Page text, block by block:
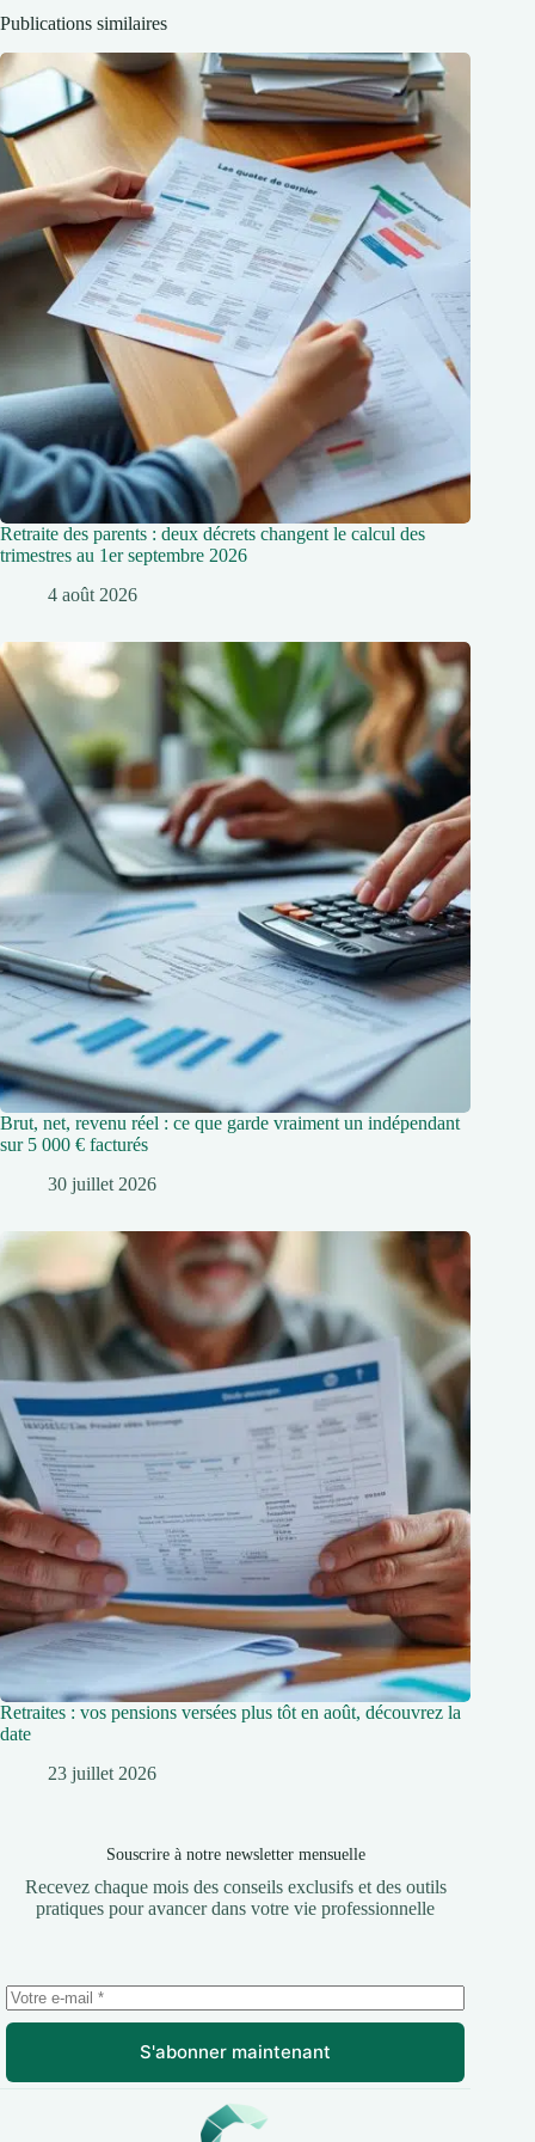
Publications similaires
Retraite des parents : deux décrets changent le calcul des
trimestres au 1er septembre 2026
4 août 2026
Brut, net, revenu réel : ce que garde vraiment un indépendant
sur 5 000 € facturés
30 juillet 2026
Retraites : vos pensions versées plus tôt en août, découvrez la
date
23 juillet 2026
Souscrire à notre newsletter mensuelle
Recevez chaque mois des conseils exclusifs et des outils
pratiques pour avancer dans votre vie professionnelle
S'abonner maintenant